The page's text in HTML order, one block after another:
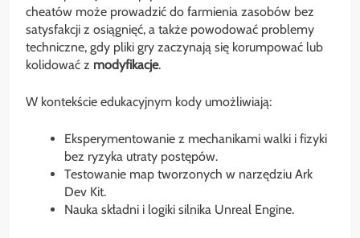
cheatów może prowadzić do farmienia zasobów bez
satysfakcji z osiągnięć, a także powodować problemy
techniczne, gdy pliki gry zaczynają się korumpować lub
kolidować z modyfikacje.
W kontekście edukacyjnym kody umożliwiają:
Eksperymentowanie z mechanikami walki i fizyki
bez ryzyka utraty postępów.
Testowanie map tworzonych w narzędziu Ark
Dev Kit.
Nauka składni i logiki silnika Unreal Engine.